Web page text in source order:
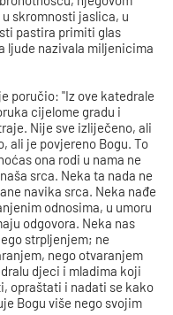
skromnosti jaslica, u
pastira primiti glas
ljude nazivala miljenicima
poručio: "Iz ove katedrale
cijelome gradu i
Nije sve izliječeno, ali
ali je povjereno Bogu. To
ona rodi u nama ne
srca. Neka ta nada ne
navika srca. Neka nađe
odnosima, u umoru
odgovora. Neka nas
strpljenjem; ne
nego otvaranjem
djeci i mladima koji
opraštati i nadati se kako
Bogu više nego svojim